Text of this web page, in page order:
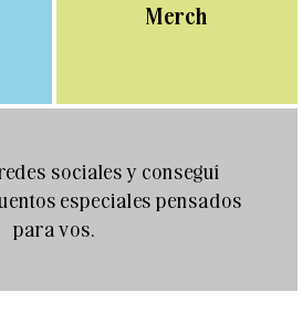
Merch
sociales y conseguí
especiales pensados
para vos.